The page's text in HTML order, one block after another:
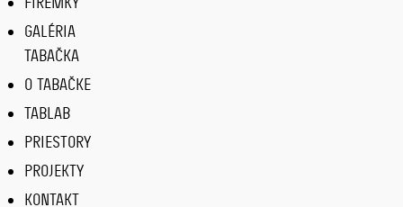
GALÉRIA
TABAČKA
O TABAČKE
TABLAB
PRIESTORY
PROJEKTY
KONTAKT